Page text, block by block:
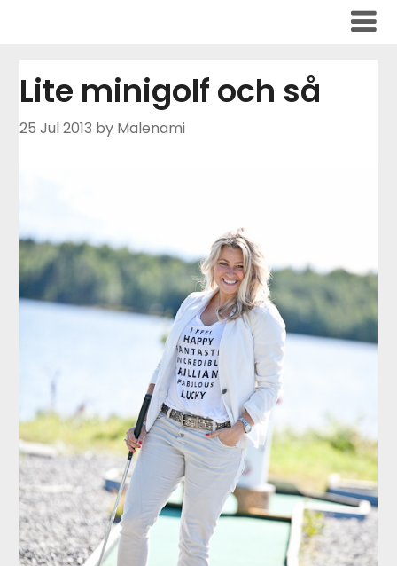
Lite minigolf och så
25 Jul 2013 by Malenami